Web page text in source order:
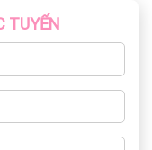
TUYẾN